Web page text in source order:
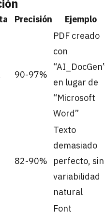
Precisión Ejemplo
90-97%
PDF creado
con
en lugar de
“Microsoft
Word”
82-90%
Texto
demasiado
perfecto, sin
variabilidad
natural
Font